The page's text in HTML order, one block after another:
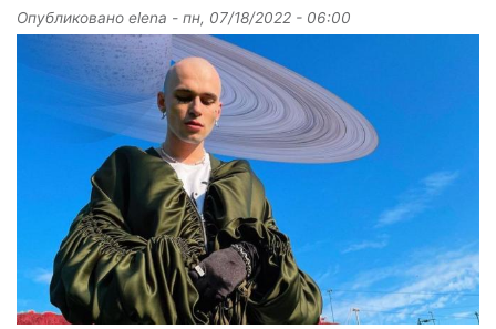
Опубликовано elena - пн, 07/18/2022 - 06:00